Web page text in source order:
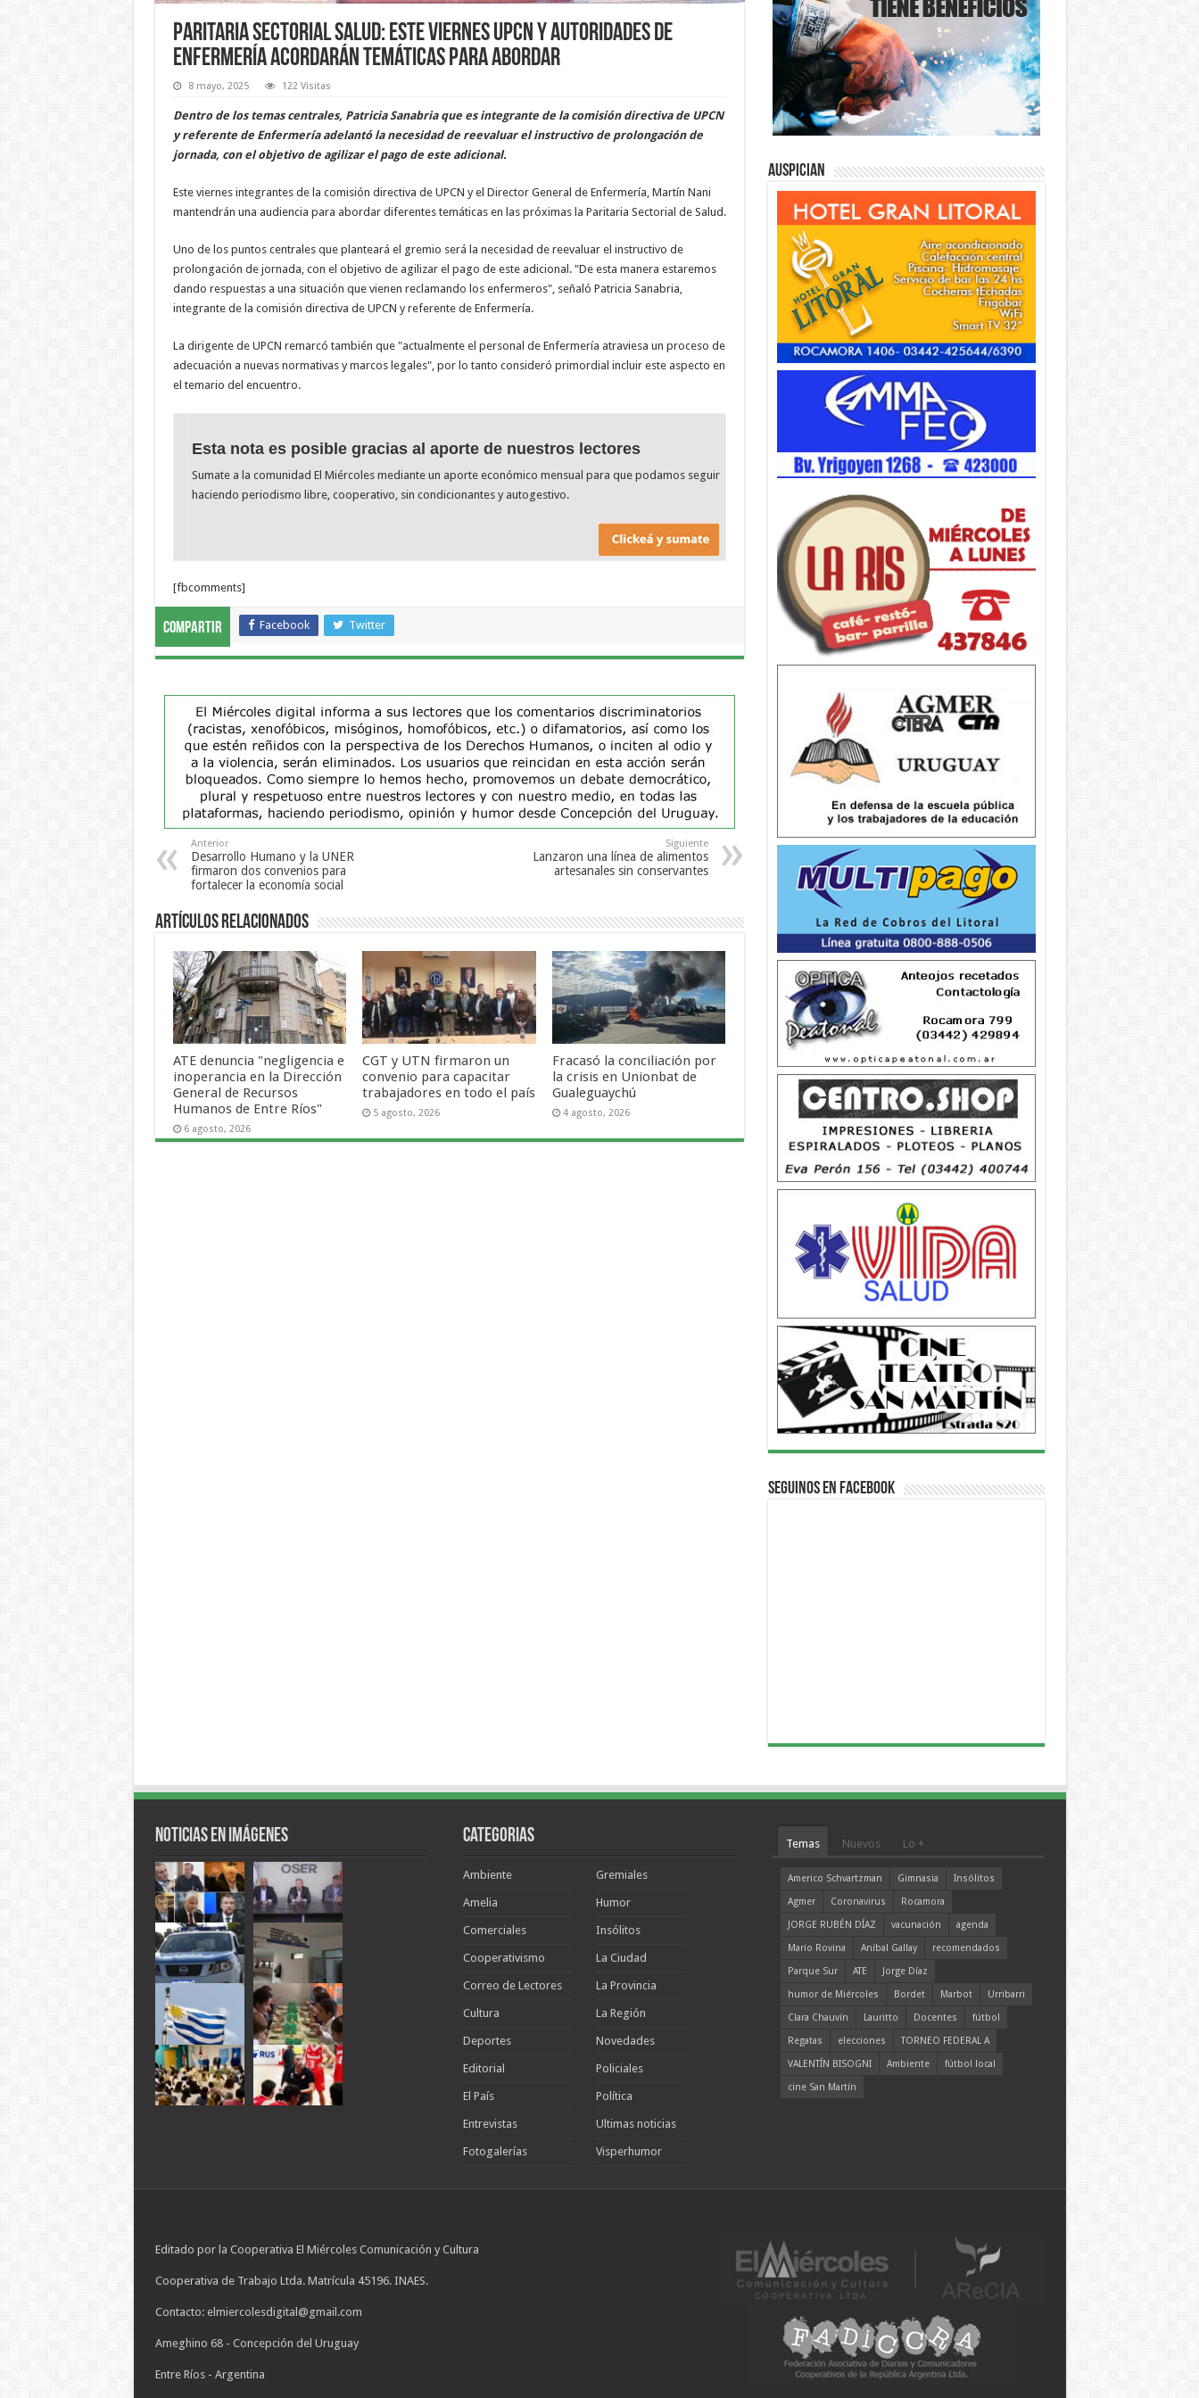
Paritaria sectorial salud: Este viernes UPCN y autoridades de
Enfermería acordarán temáticas para abordar
8 mayo, 2025 122 Visitas
Dentro de los temas centrales, Patricia Sanabria que es integrante de la comisión directiva de UPCN
y referente de Enfermería adelantó la necesidad de reevaluar el instructivo de prolongación de
jornada, con el objetivo de agilizar el pago de este adicional.
Este viernes integrantes de la comisión directiva de UPCN y el Director General de Enfermería, Martín Nani
mantendrán una audiencia para abordar diferentes temáticas en las próximas la Paritaria Sectorial de Salud.
Uno de los puntos centrales que planteará el gremio será la necesidad de reevaluar el instructivo de
prolongación de jornada, con el objetivo de agilizar el pago de este adicional. "De esta manera estaremos
dando respuestas a una situación que vienen reclamando los enfermeros", señaló Patricia Sanabria,
integrante de la comisión directiva de UPCN y referente de Enfermería.
La dirigente de UPCN remarcó también que "actualmente el personal de Enfermería atraviesa un proceso de
adecuación a nuevas normativas y marcos legales", por lo tanto consideró primordial incluir este aspecto en
el temario del encuentro.
Esta nota es posible gracias al aporte de nuestros lectores
Sumate a la comunidad El Miércoles mediante un aporte económico mensual para que podamos seguir
haciendo periodismo libre, cooperativo, sin condicionantes y autogestivo.
[fbcomments]
Compartir Facebook Twitter
Anterior
Desarrollo Humano y la UNER
firmaron dos convenios para
fortalecer la economía social
Siguiente
Lanzaron una línea de alimentos
artesanales sin conservantes
Artículos Relacionados
ATE denuncia "negligencia e
inoperancia en la Dirección
General de Recursos
Humanos de Entre Ríos"
6 agosto, 2026
CGT y UTN firmaron un
convenio para capacitar
trabajadores en todo el país
5 agosto, 2026
Fracasó la conciliación por
la crisis en Unionbat de
Gualeguaychú
4 agosto, 2026
Auspician
Seguinos en Facebook
Noticias en Imágenes Categorias
Ambiente
Amelia
Comerciales
Cooperativismo
Correo de Lectores
Cultura
Deportes
Editorial
El País
Entrevistas
Fotogalerías
Gremiales
Humor
Insólitos
La Ciudad
La Provincia
La Región
Novedades
Policiales
Política
Ultimas noticias
Visperhumor
Temas Nuevos Lo +
Americo Schvartzman Gimnasia
Insólitos
Agmer
Coronavirus
Rocamora
JORGE RUBÉN DÍAZ
vacunación
agenda
Mario Rovina
Aníbal Gallay
recomendados
Parque Sur
ATE
Jorge Díaz
humor de Miércoles
Bordet Marbot
Urribarri
Clara Chauvín
Lauritto Docentes
fútbol
Regatas
elecciones
TORNEO FEDERAL A
VALENTÍN BISOGNI
Ambiente
fútbol local
cine San Martín
Editado por la Cooperativa El Miércoles Comunicación y Cultura
Cooperativa de Trabajo Ltda. Matrícula 45196. INAES.
Contacto: elmiercolesdigital@gmail.com
Ameghino 68 - Concepción del Uruguay
Entre Ríos - Argentina